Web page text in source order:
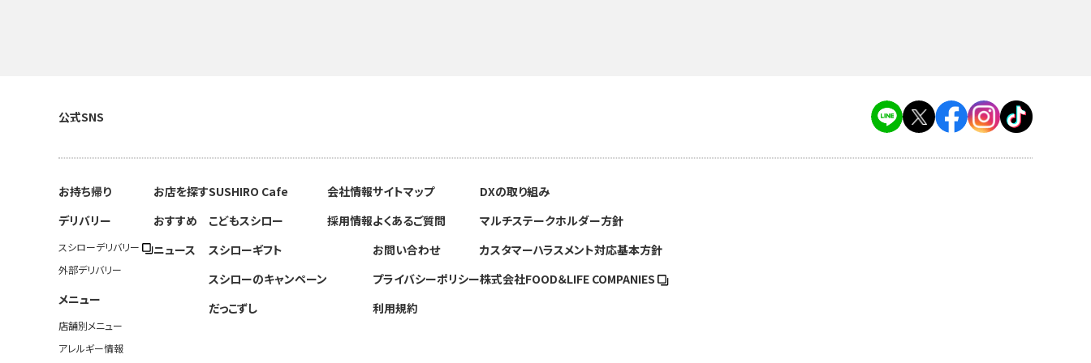
公式SNS
お持ち帰り
デリバリー
スシローデリバリー
外部デリバリー
メニュー
店舗別メニュー
アレルギー情報
お店を探す
おすすめ
ニュース
SUSHIRO Cafe
こどもスシロー
スシローギフト
スシローのキャンペーン
だっこずし
会社情報
採用情報
サイトマップ
よくあるご質問
お問い合わせ
プライバシーポリシー
利用規約
DXの取り組み
マルチステークホルダー方針
カスタマーハラスメント対応基本方針
株式会社FOOD＆LIFE COMPANIES